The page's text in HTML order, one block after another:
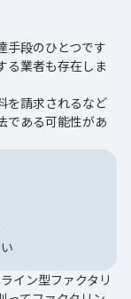
手段のひとつです
る業者も存在しま
を請求されるなど
である可能性があ
イン型ファクタリ